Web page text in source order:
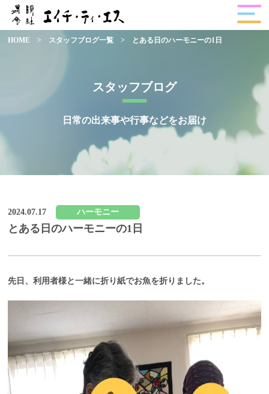
スタッフブログ
日常の出来事や行事などをお届け
HOME > スタッフブログ一覧 > とある日のハーモニーの1日
2024.07.17 ハーモニー
とある日のハーモニーの1日
先日、利用者様と一緒に折り紙でお魚を折りました。